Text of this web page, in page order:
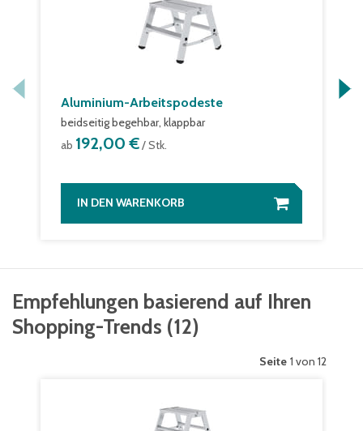
Aluminium-Arbeitspodeste
beidseitig begehbar, klappbar
ab 192,00 €/ Stk.
IN DEN WARENKORB
Empfehlungen basierend auf Ihren
Shopping-Trends (12)
Seite 1 von 12